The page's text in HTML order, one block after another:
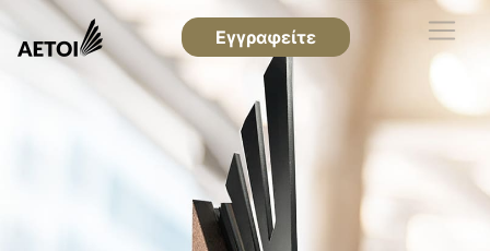
Εγγραφείτε